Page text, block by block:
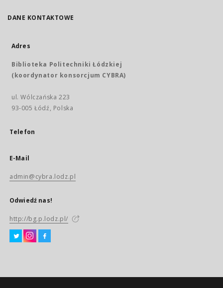
DANE KONTAKTOWE
Adres
Biblioteka Politechniki Łódzkiej
(koordynator konsorcjum CYBRA)
ul. Wólczańska 223
93-005 Łódź, Polska
Telefon
E-Mail
admin@cybra.lodz.pl
Odwiedź nas!
http://bg.p.lodz.pl/